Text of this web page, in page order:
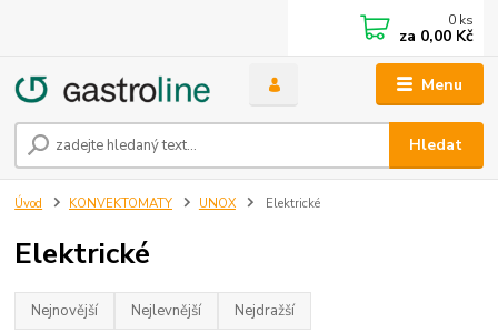
Menu
Hledat
0 ks
za 0,00 Kč
Úvod KONVEKTOMATY UNOX Elektrické
Elektrické
Nejnovější Nejlevnější Nejdražší